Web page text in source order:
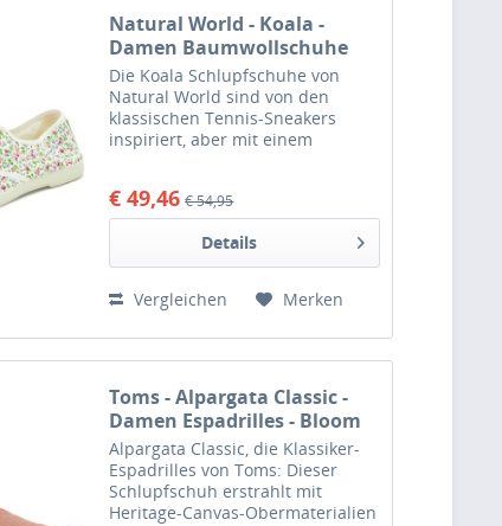
Natural World - Koala -
Damen Baumwollschuhe
mit Blumenprint - Weiß
(Blanco)
Die Koala Schlupfschuhe von
Natural World sind von den
klassischen Tennis-Sneakers
inspiriert, aber mit einem
Baumwolle und einem Gummizug
plus Schnürbänder. Dazu noch
verfeinert mit einem...
€ 49,46 € 54,95
Details
Vergleichen Merken
Toms - Alpargata Classic -
Damen Espadrilles - Bloom
Pink Heritage Canvas
Alpargata Classic, die Klassiker-
Espadrilles von Toms: Dieser
Schlupfschuh erstrahlt mit
Heritage-Canvas-Obermaterialien